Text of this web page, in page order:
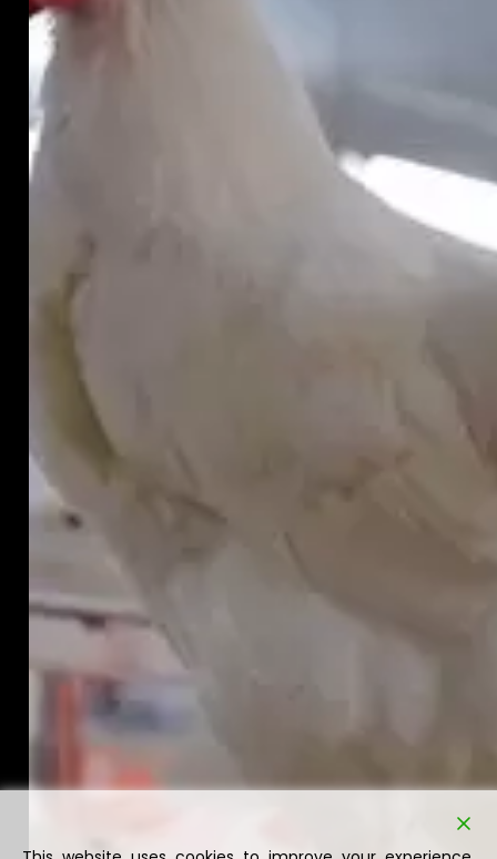
This website uses cookies to improve your experience.
We'll assume you're ok with this, but you can opt-out if